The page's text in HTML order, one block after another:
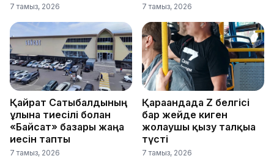
7 тамыз, 2026 7 тамыз, 2026
Қайрат Сатыбалдының
ұлына тиесілі болған
«Байсат» базары жаңа
иесін тапты
7 тамыз, 2026
Қарағандада Z белгісі
бар жейде киген
жолаушы қызу талқыға
түсті
7 тамыз, 2026